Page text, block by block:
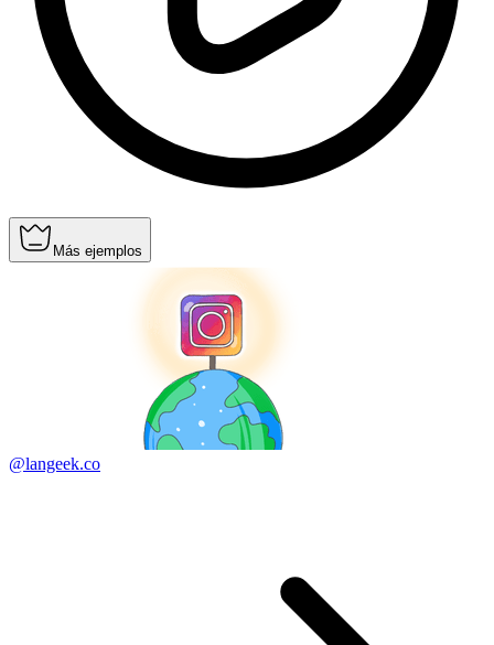
Más ejemplos
@langeek.co